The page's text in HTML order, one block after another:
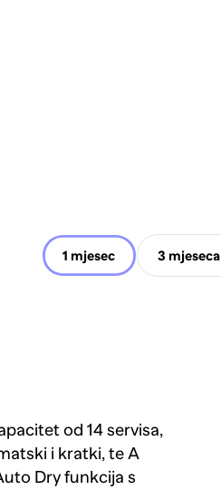
1 mjesec 3 mjeseca
od 14 servisa,
i kratki, te A
Dry funkcija s